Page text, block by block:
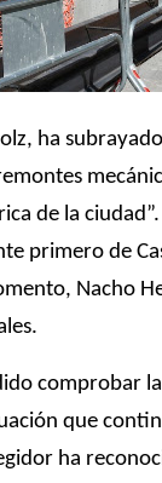
ha
de la
primero de
Nacho
comprobar
que
ha